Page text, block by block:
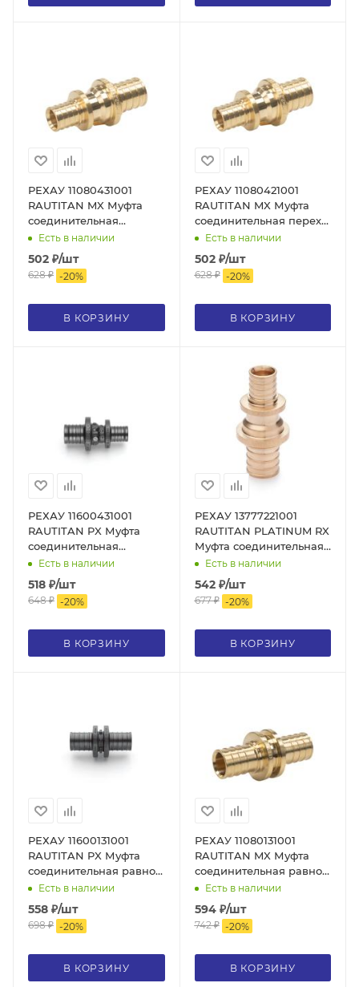
РЕХАУ 11080431001
RAUTITAN MX Муфта
соединительная
переходная 25-20, DZR
латунь
Есть в наличии
502 ₽/шт
628₽ -20%
В КОРЗИНУ
РЕХАУ 11080421001
RAUTITAN MX Муфта
соединительная переходная
25-16, DZR латунь
Есть в наличии
502₽/шт
628₽ -20%
В КОРЗИНУ
РЕХАУ 11600431001
RAUTITAN PX Муфта
соединительная
переходная 25-20, PPSU
Есть в наличии
518 ₽/шт
648₽ -20%
В КОРЗИНУ
РЕХАУ 13777221001
RAUTITAN PLATINUM RX
Муфта соединительная
переходная 32-25
PLATINUM, бронза
Есть в наличии
542₽/шт
677₽ -20%
В КОРЗИНУ
РЕХАУ 11600131001
RAUTITAN PX Муфта
соединительная равнопроходная
25, PPSU
Есть в наличии
558 ₽/шт
698₽ -20%
В КОРЗИНУ
РЕХАУ 11080131001
RAUTITAN MX Муфта
соединительная
25, DZR латунь
Есть в наличии
594₽/шт
742₽ -20%
В КОРЗИНУ